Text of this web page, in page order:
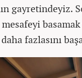
gayretindeyiz.
fazlasını